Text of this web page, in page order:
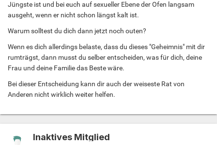
Jüngste ist und bei euch auf sexueller Ebene der Ofen langsam
ausgeht, wenn er nicht schon längst kalt ist.
Warum solltest du dich dann jetzt noch outen?
Wenn es dich allerdings belaste, dass du dieses "Geheimnis" mit dir
rumträgst, dann musst du selber entscheiden, was für dich, deine
Frau und deine Familie das Beste wäre.
Bei dieser Entscheidung kann dir auch der weiseste Rat von
Anderen nicht wirklich weiter helfen.
Inaktives Mitglied